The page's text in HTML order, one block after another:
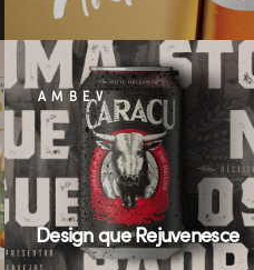
AMBEV
Design que Rejuvenesce